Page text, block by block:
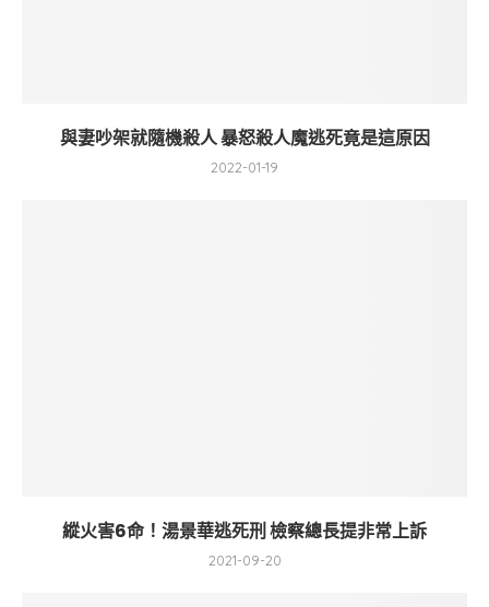
與妻吵架就隨機殺人 暴怒殺人魔逃死竟是這原因
2022-01-19
縱火害6命！湯景華逃死刑 檢察總長提非常上訴
2021-09-20